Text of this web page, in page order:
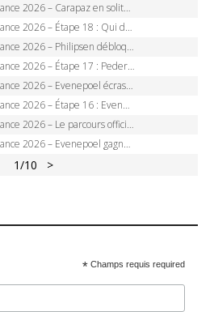
en solitaire à Orcières-Merlette, Paret-Peintre à un point du maillot à pois
: Qui domptera Orcières-Merlette, première marche vers l’Alpe d’Huez ?
débloque son compteur à Voiron, Pedersen en danger pour le maillot vert
17 : Pedersen peut-il verrouiller le maillot vert à Voiron ?
écrase le chrono d’Évian, Seixas 4e, Lipowitz abandonne
Pogacar, Ganna… qui domptera le chrono d’Évian pour redessiner le podium ?
parcours officiel complet : 21 étapes, profils, carte et dates
gagne à Solaison, Vingegaard abandonne, Pogacar toujours en jaune
1/10 >
* Champs requis required